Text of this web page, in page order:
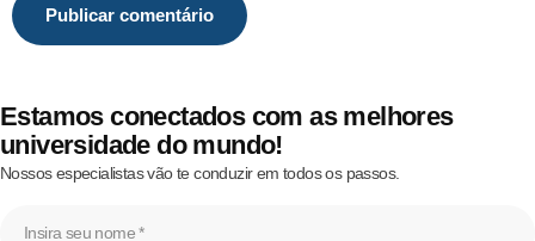
Estamos conectados com as melhores
universidade do mundo!
Nossos especialistas vão te conduzir em todos os passos.